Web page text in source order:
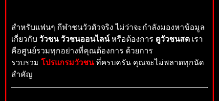
สำหรับแฟนๆ กีฬาชนวัวตัวจริง ไม่ว่าจะกำลังมองหาข้อมูล
เกี่ยวกับ วัวชน วัวชนออนไลน์หรือต้องการ ดูวัวชนสด เรา
คือศูนย์รวมทุกอย่างที่คุณต้องการ ด้วยการ
รวบรวม โปรแกรมวัวชนที่ครบครัน คุณจะไม่พลาดทุกนัด
สำคัญ